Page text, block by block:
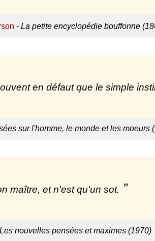
- La petite encyclopédie bouffonne
en défaut que le simple
sur l'homme, le monde et les moeurs
maître, et n'est qu'un sot.
Les nouvelles pensées et maximes (1970)